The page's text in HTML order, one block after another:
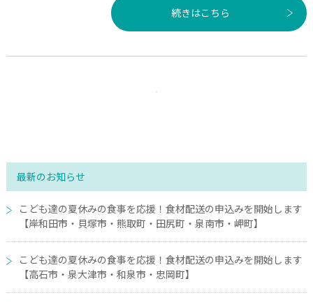
続きはこちら
最新のお知らせ
こども達の夏休みの食事を応援！食材配送の申込みを開始します
【岸和田市・貝塚市・熊取町・田尻町・泉南市・岬町】
こども達の夏休みの食事を応援！食材配送の申込みを開始します
【高石市・泉大津市・和泉市・忠岡町】